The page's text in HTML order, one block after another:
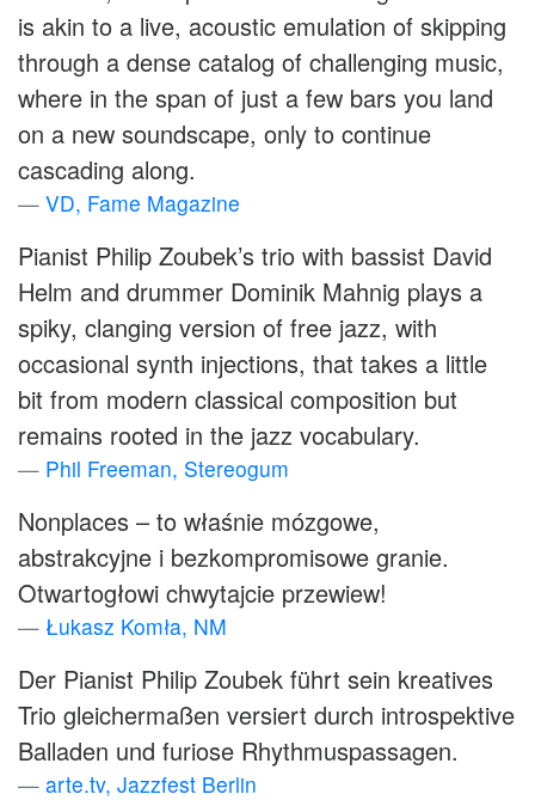
is akin to a live, acoustic emulation of skipping
through a dense catalog of challenging music,
where in the span of just a few bars you land
on a new soundscape, only to continue
cascading along.
VD, Fame Magazine
Pianist Philip Zoubek’s trio with bassist David
Helm and drummer Dominik Mahnig plays a
spiky, clanging version of free jazz, with
occasional synth injections, that takes a little
bit from modern classical composition but
remains rooted in the jazz vocabulary.
Phil Freeman, Stereogum
Nonplaces – to właśnie mózgowe,
abstrakcyjne i bezkompromisowe granie.
Otwartogłowi chwytajcie przewiew!
Łukasz Komła, NM
Der Pianist Philip Zoubek führt sein kreatives
Trio gleichermaßen versiert durch introspektive
Balladen und furiose Rhythmuspassagen.
arte.tv, Jazzfest Berlin